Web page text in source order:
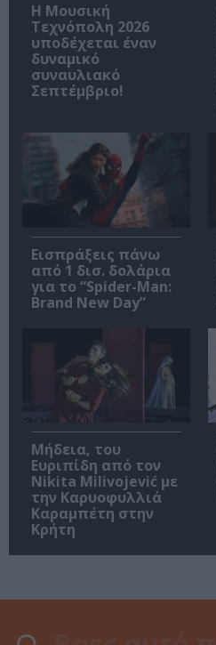
Η Μουσική
Τεχνόπολη 2026
υποδέχεται έναν
δυναμικό
συναυλιακό
Σεπτέμβριο!
Εισπράξεις πάνω
από 1 δισ. δολάρια
για το “Spider-Man:
Brand New Day”
Μήδεια, του
Ευριπίδη από τον
Nikita Milivojević με
την Καρυοφυλλιά
Καραμπέτη στην
Κρήτη